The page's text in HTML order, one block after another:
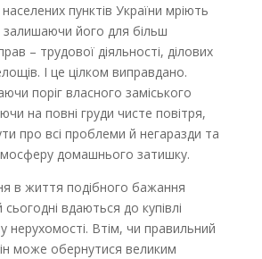
пунктів України мріють
його для більш
– трудової діяльності, ділових
І це цілком виправдано.
поріг власного заміського
на повні груди чисте повітря,
про всі проблеми й негаразди та
домашнього затишку.
в життя подібного бажання
вдаються до купівлі
нерухомості. Втім, чи правильний
може обернутися великим